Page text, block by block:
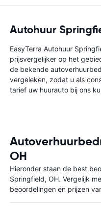
Autohuur
EasyTerra Autohuur
prijsvergelijker op het
de bekende
vergeleken, zodat u als
tarief uw huurauto bij ons
OH
Hieronder staan de best
Springfield, OH. Vergelijk
beoordelingen en prijzen